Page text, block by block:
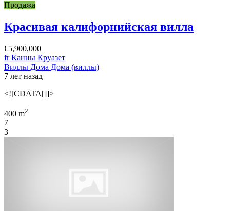
Продажа
Красивая калифорнийская вилла
€5,900,000
fr Канны Круазет
Виллы Дома Дома (виллы)
7 лет назад
<![CDATA[]]>
400 m2
7
3